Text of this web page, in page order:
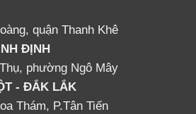
quận Thanh Khê
ĐỊNH
phường Ngô Mây
- ĐẮK LẮK
Thám, P.Tân Tiến